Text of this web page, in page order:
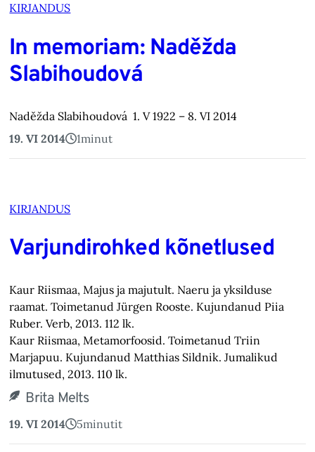
KIRJANDUS
In memoriam: Naděžda
Slabihoudová
Naděžda Slabihoudová 1. V 1922 – 8. VI 2014
19. VI 2014
1minut
KIRJANDUS
Varjundirohked kõnetlused
Kaur Riismaa, Majus ja majutult. Naeru ja yksilduse
raamat. Toimetanud Jürgen Rooste. Kujundanud Piia
Ruber. Verb, 2013. 112 lk.
Kaur Riismaa, Metamorfoosid. Toimetanud Triin
Marjapuu. Kujundanud Matthias Sildnik. Jumalikud
ilmutused, 2013. 110 lk.
Brita Melts
19. VI 2014 5minutit